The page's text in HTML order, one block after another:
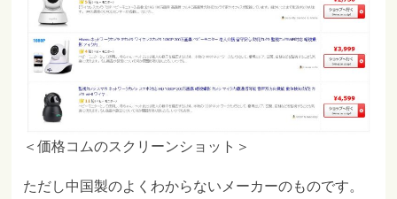
＜価格コムのスクリーンショット＞
ただし中国製のよくわからないメーカーのものです。